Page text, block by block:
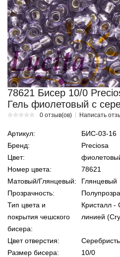
78621 Бисер 10/0
Гель фиолетовый с
0 отзыв(ов) Написать
Артикул:
БИС-03-16
Бренд:
Preciosa
Цвет:
Номер цвета:
78621
Матовый/Глянцевый:
Глянцевый
Прозрачность:
Тип цвета и
покрытия чешского
бисера:
Кристалл -
линией
Цвет отверстия:
Размер бисера:
10/0